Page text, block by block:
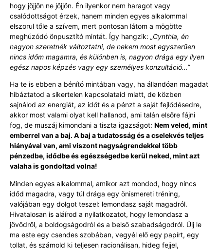
hogy jöjjön ne jöjjön. Én ilyenkor nem haragot vagy
csalódottságot érzek, hanem minden egyes alkalommal
elszorul tőle a szívem, mert pontosan látom a mögötte
meghúzódó önpusztító mintát. Így hangzik: „Cynthia, én
nagyon szeretnék változtatni, de nekem most egyszerűen
nincs időm magamra, és különben is, nagyon drága egy ilyen
egész napos képzés vagy egy személyes konzultáció…”
Ha te is ebben a bénító mintában vagy, ha állandóan magadat
hibáztatod a sikertelen kapcsolataid miatt, de közben
sajnálod az energiát, az időt és a pénzt a saját fejlődésedre,
akkor most valami olyat kell hallanod, ami talán elsőre fájni
fog, de muszáj kimondani a tiszta igazságot: Nem veled, mint
emberrel van a baj. A baj a tudatosság és a cselekvés teljes
hiányával van, ami viszont nagyságrendekkel több
pénzedbe, idődbe és egészségedbe kerül neked, mint azt
valaha is gondoltad volna!
Minden egyes alkalommal, amikor azt mondod, hogy nincs
időd magadra, vagy túl drága egy önismereti tréning,
valójában egy dolgot teszel: lemondasz saját magadról.
Hivatalosan is aláírod a nyilatkozatot, hogy lemondasz a
jövődről, a boldogságodról és a belső szabadságodról. Ülj le
ma este egy csendes szobában, vegyél elő egy papírt, egy
tollat, és számold ki teljesen racionálisan, hideg fejjel,